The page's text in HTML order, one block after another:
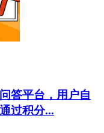
答平台，用户自
过积分...